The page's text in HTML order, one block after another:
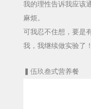
我的理性告诉我应该
麻烦。
可我忍不住想，要
我，我继续做实验了
▍伍玖叁式营养餐